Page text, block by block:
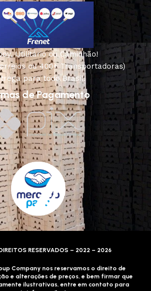
Utilitário ou Caminhão!
ou 400+ Transportadoras)
para todo Brasil!
de Pagamento
RESERVADOS – 2022 – 2026
Company nos reservamos o direito de
e alterações de preços, e bem firmar que
ilustrativas, entre em contato para